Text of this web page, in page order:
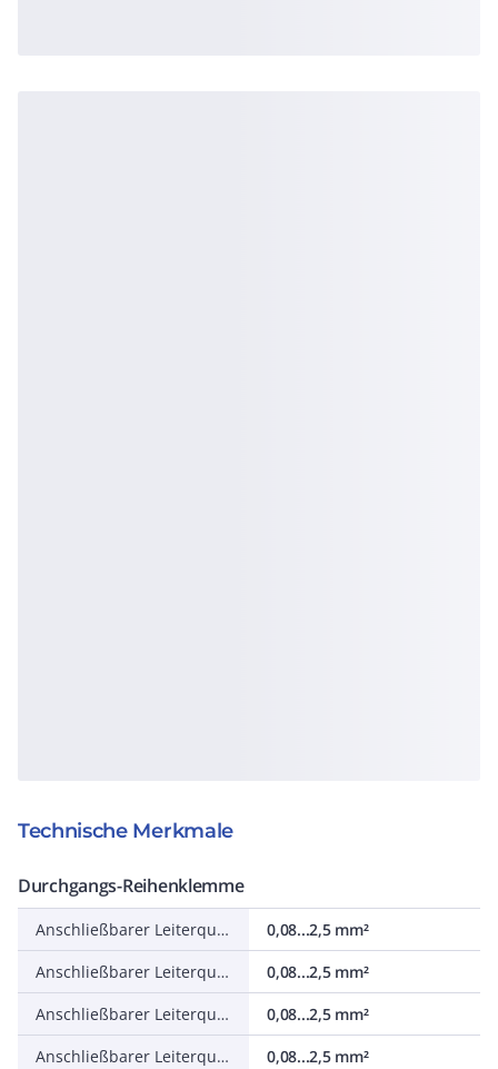
Technische Merkmale
Durchgangs-Reihenklemme
Anschließbarer Leiterquerschnitt feindrähtig ohne Aderendhülse
0,08...2,5 mm²
Anschließbarer Leiterquerschnitt feindrähtig mit Aderendhülse
0,08...2,5 mm²
Anschließbarer Leiterquerschnitt eindrähtig
0,08...2,5 mm²
Anschließbarer Leiterquerschnitt mehrdrähtig
0,08...2,5 mm²